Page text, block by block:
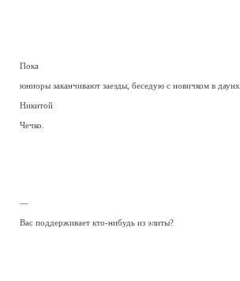
Пока
юниоры заканчивают заезды, беседую с новичком в
Никитой
Чечко.
—
Вас поддерживает кто-нибудь из элиты?